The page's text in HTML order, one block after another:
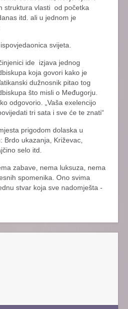
struktura vlasti od početka
itd. ali u jednom je
svijeta.
ide izjava jednog
koja govori kako je
dužnosnik pitao tog
što misli o Međugorju.
odgovorio. „Vaša exelencijo
tri sata i sve će te znati“
prigodom dolaska u
Brdo ukazanja, Križevac,
selo itd.
zabave, nema luksuza, nema
spomenika. Ono svima
stvar koja sve nadomješta -